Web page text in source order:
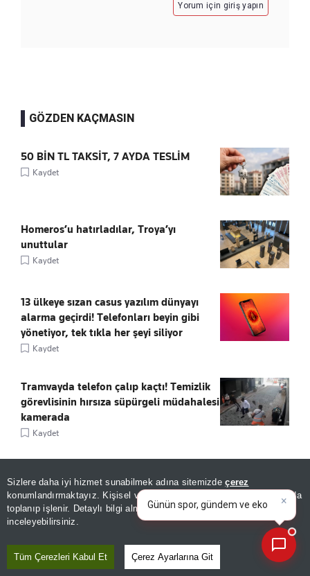
Sizlere daha iyi hizmet sunabilmek adına sitemizdeçerez
konumlandırmaktayız. Kişisel verileriniz, KVKK ve GDPR kapsamında
toplanıp işlenir. Detaylı bilgi almak içinAydınlatma Metnimizi
inceleyebilirsiniz.
Tüm Çerezleri Kabul Et Çerez Ayarlarına Git
Yorum için giriş yapın
GÖZDEN KAÇMASIN
50 BİN TL TAKSİT, 7 AYDA TESLİM
Kaydet
Homeros’u hatırladılar, Troya’yı
unuttular
Kaydet
13 ülkeye sızan casus yazılım dünyayı
alarma geçirdi! Telefonları beyin gibi
yönetiyor, tek tıkla her şeyi siliyor
Kaydet
Tramvayda telefon çalıp kaçtı! Temizlik
görevlisinin hırsıza süpürgeli müdahalesi
kamerada
Kaydet
Kaydet
Günün spor, gündem ve
ekonomi gelişmelerini analiz
edin!|